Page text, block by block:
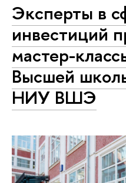
Эксперты в
инвестиций
мастер-
Высшей
НИУ ВШЭ